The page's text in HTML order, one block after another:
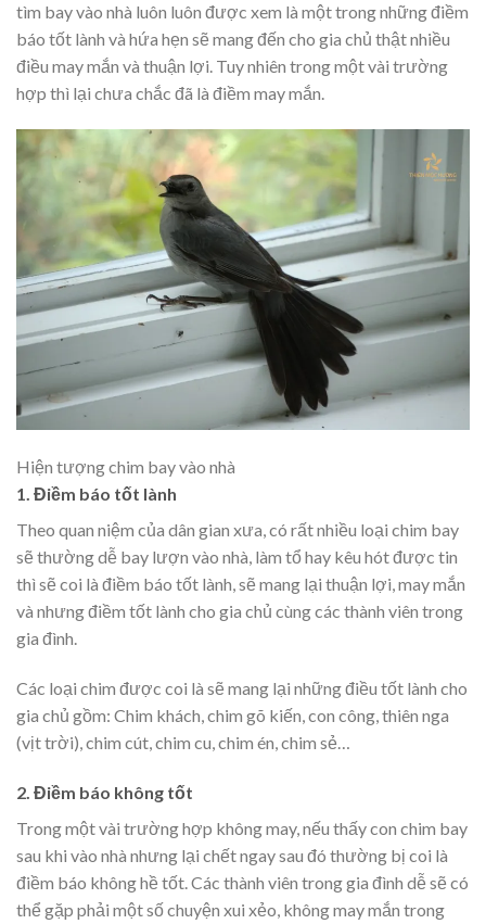
tìm bay vào nhà luôn luôn được xem là một trong những điềm
báo tốt lành và hứa hẹn sẽ mang đến cho gia chủ thật nhiều
điều may mắn và thuận lợi. Tuy nhiên trong một vài trường
hợp thì lại chưa chắc đã là điềm may mắn.
Hiện tượng chim bay vào nhà
1. Điềm báo tốt lành
Theo quan niệm của dân gian xưa, có rất nhiều loại chim bay
sẽ thường dễ bay lượn vào nhà, làm tổ hay kêu hót được tin
thì sẽ coi là điềm báo tốt lành, sẽ mang lại thuận lợi, may mắn
và nhưng điềm tốt lành cho gia chủ cùng các thành viên trong
gia đình.
Các loại chim được coi là sẽ mang lại những điều tốt lành cho
gia chủ gồm: Chim khách, chim gõ kiến, con công, thiên nga
(vịt trời), chim cút, chim cu, chim én, chim sẻ…
2. Điềm báo không tốt
Trong một vài trường hợp không may, nếu thấy con chim bay
sau khi vào nhà nhưng lại chết ngay sau đó thường bị coi là
điềm báo không hề tốt. Các thành viên trong gia đình dễ sẽ có
thể gặp phải một số chuyện xui xẻo, không may mắn trong